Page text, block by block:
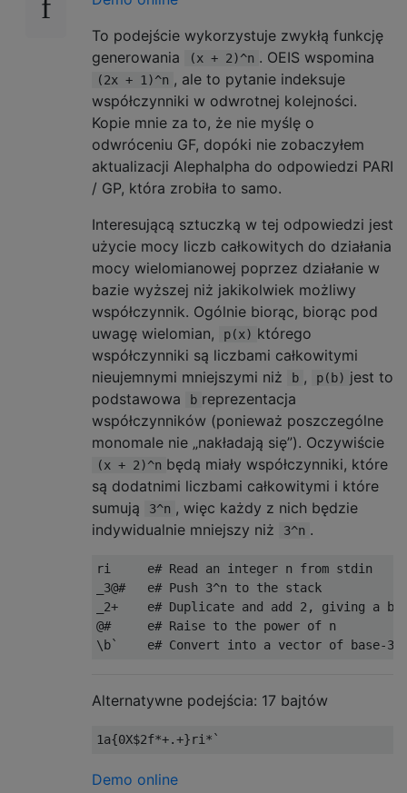
To podejście wykorzystuje zwykłą funkcję
generowania
(x + 2)^n . OEIS wspomina
(2x + 1)^n , ale to pytanie indeksuje
współczynniki w odwrotnej kolejności.
Kopie mnie za to, że nie myślę o
odwróceniu GF, dopóki nie zobaczyłem
aktualizacji Alephalpha do odpowiedzi PARI
/ GP, która zrobiła to samo.
Interesującą sztuczką w tej odpowiedzi jest
użycie mocy liczb całkowitych do działania
mocy wielomianowej poprzez działanie w
bazie wyższej niż jakikolwiek możliwy
współczynnik. Ogólnie biorąc, biorąc pod
uwagę wielomian,
p(x) którego
współczynniki są liczbami całkowitymi
nieujemnymi mniejszymi niż
b , p(b) jest to
podstawowa
b reprezentacja
współczynników (ponieważ poszczególne
monomale nie „nakładają się”). Oczywiście
(x + 2)^n będą miały współczynniki, które
są dodatnimi liczbami całkowitymi i które
sumują
3^n , więc każdy z nich będzie
indywidualnie mniejszy niż
3^n .
ri     e# Read an integer n from stdin
_3@#   e# Push 3^n to the stack
_2+    e# Duplicate and add 2, giving a
@#     e# Raise to the power of n
Alternatywne podejścia: 17 bajtów
Demo online